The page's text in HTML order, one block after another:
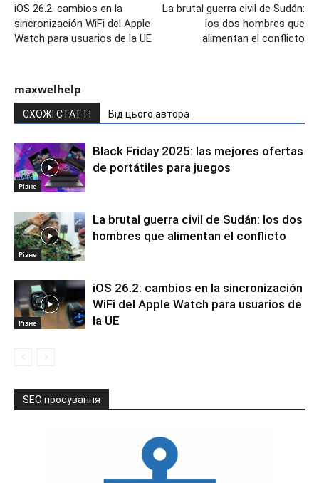
iOS 26.2: cambios en la
sincronización WiFi del Apple
Watch para usuarios de la UE
La brutal guerra civil de Sudán:
los dos hombres que
alimentan el conflicto
maxwelhelp
СХОЖІ СТАТТІ Від цього автора
Різне
Black Friday 2025: las mejores ofertas
de portátiles para juegos
Різне
La brutal guerra civil de Sudán: los dos
hombres que alimentan el conflicto
Різне
iOS 26.2: cambios en la sincronización
WiFi del Apple Watch para usuarios de
la UE
SEO просування